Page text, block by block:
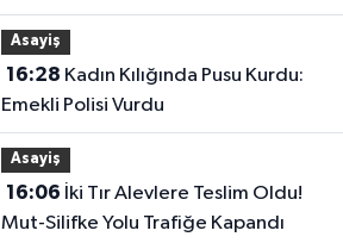
Asayiş
16:28
Emekli Polisi Vurdu
Asayiş
16:06
Mut-Silifke Yolu Trafiğe Kapandı